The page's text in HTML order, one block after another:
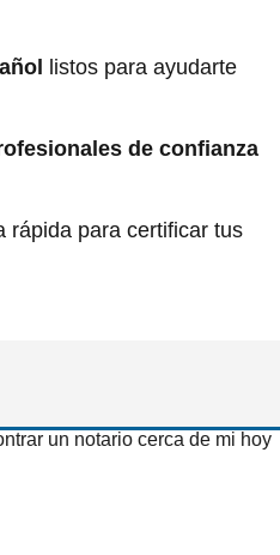
listos para ayudarte
de confianza
rápida para certificar tus